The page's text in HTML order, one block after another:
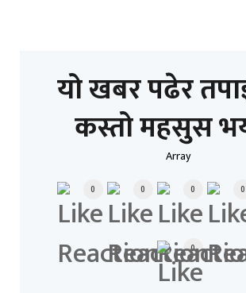
यो खबर पढेर
कस्तो महसुस
Array
0 0 0 0
0